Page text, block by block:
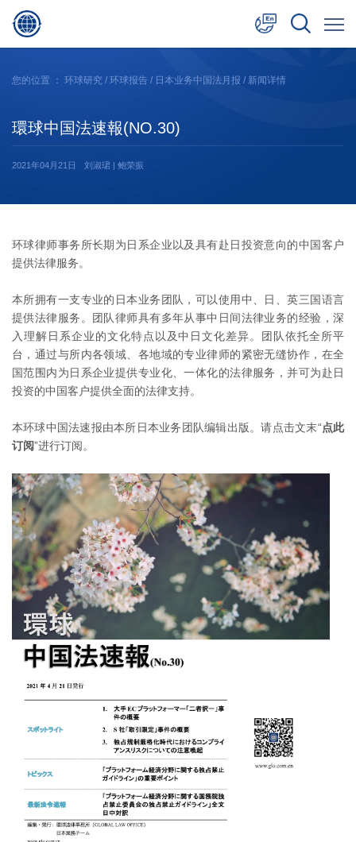
日本語
您的位置 ： 环球研究 / 环球报告 / 日本业务中国法月报 / 新闻详情
環球中国法速報(NO.30)
2021年04月21日 刘淑珺 | 鲍荣振
环球律师事务所长期为日系企业以及具有赴日投资意向的中国客户
提供法律服务。
本所拥有一支专业的日本业务团队，可以使用中、日、英三国语言
提供法律服务。团队律师具有多年从事中日间法律业务的经验，深
入理解日系企业的文化特点以及中日文化差异。团队依托全所平
台，通过与所内各领域、各地域的专业律师的紧密无缝协作，在全
国范围内为日系企业提供专业化、一体化的法律服务，并可为赴日
投资的中国客户提供全面的法律支持。
本环球中国法速报由本所日本业务团队编辑出版。请点击文末“点此
订阅”进行订阅。